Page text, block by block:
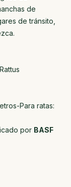
de
de tránsito,
Para ratas:
por BASF